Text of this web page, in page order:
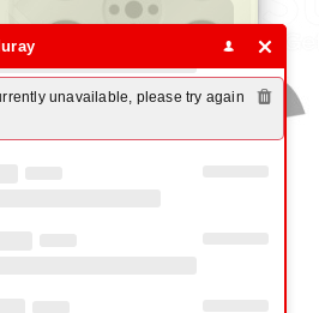
Favorita:
unavailable, please try again